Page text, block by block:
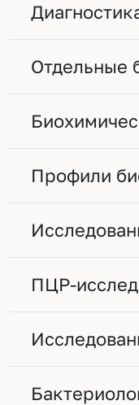
Отдельные
Профили
ПЦР-